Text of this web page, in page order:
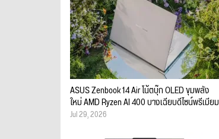
ASUS Zenbook 14 Air โน้ตบุ๊ก OLED ขุมพลัง
ใหม่ AMD Ryzen AI 400 บางเฉียบดีไซน์พรีเมียม
Jul 29, 2026